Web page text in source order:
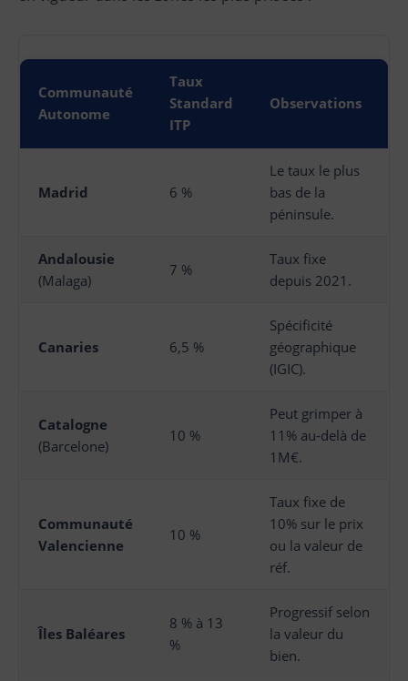
Communauté
Autonome
Taux
Standard
ITP
Observations
Madrid 6 %
Le taux le plus
bas de la
péninsule.
Andalousie
(Malaga)
7 %
Taux fixe
depuis 2021.
Canaries 6,5 %
Spécificité
géographique
(IGIC).
Catalogne
(Barcelone)
10 %
Peut grimper à
11% au-delà de
1M€.
Communauté
Valencienne
10 %
Taux fixe de
10% sur le prix
ou la valeur de
réf.
Îles Baléares
8 % à 13
%
Progressif selon
la valeur du
bien.